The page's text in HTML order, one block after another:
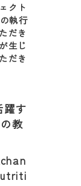
クト
執行
だき
生じ
だき
躍す
教
utriti